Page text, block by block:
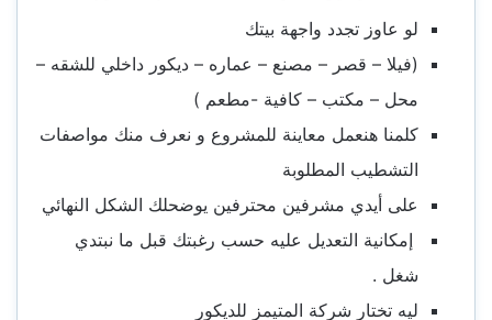
لو عاوز تجدد واجهة بيتك
(فيلا – قصر – مصنع – عماره – ديكور داخلي للشقه –
محل – مكتب – كافية -مطعم )
كلمنا هنعمل معاينة للمشروع و نعرف منك مواصفات
التشطيب المطلوبة
على أيدي مشرفين محترفين يوضحلك الشكل النهائي
إمكانية التعديل عليه حسب رغبتك قبل ما نبتدي
شغل .
ليه تختار شركة المتيمز للديكور